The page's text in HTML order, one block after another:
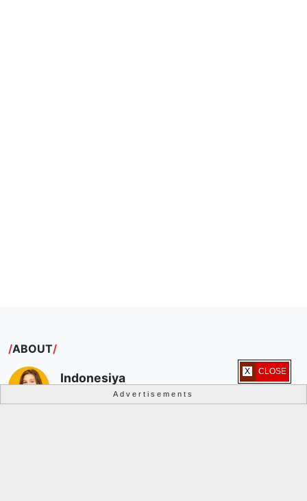
ABOUT
Indonesiya
Jakarta, Indonesia
X CLOSE
Advertisements